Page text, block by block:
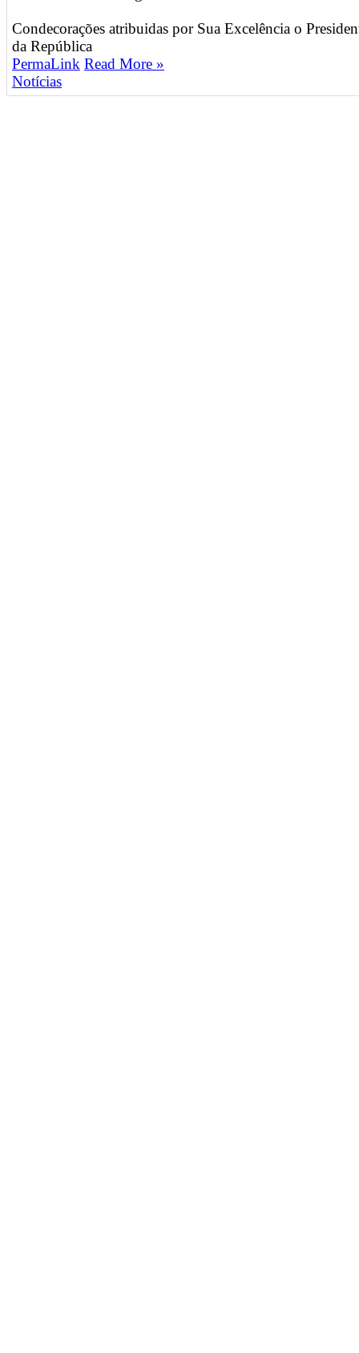
Condecorações atribuidas por Sua Excelência o
da República
PermaLink Read More »
Notícias